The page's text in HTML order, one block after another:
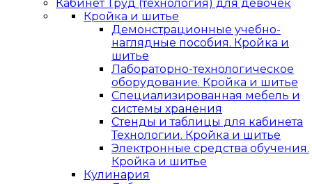
Кабинет Труд (технология) для девочек
Кройка и шитье
Демонстрационные учебно-
наглядные пособия. Кройка и
шитье
Лабораторно-технологическое
оборудование. Кройка и шитье
Специализированная мебель и
системы хранения
Стенды и таблицы для кабинета
Технологии. Кройка и шитье
Электронные средства обучения.
Кройка и шитье
Кулинария